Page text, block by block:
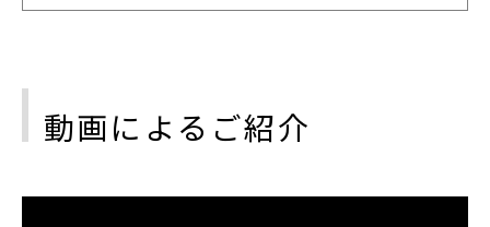
動画によるご紹介